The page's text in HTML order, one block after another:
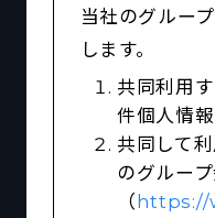
当社のグルー
します。
共同利用
件個人情報
共同して
のグルー
（ https://